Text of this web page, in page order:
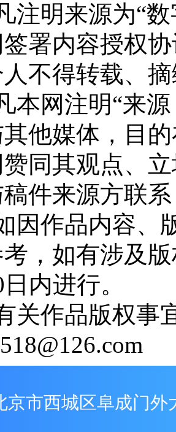
注明来源为“
署内容授权
人不得转载、
本网注明“来
他媒体，目
同其观点、
件来源方联
因作品内容、
，如有涉及
内进行。
关作品版权事
京市西城区阜成门外